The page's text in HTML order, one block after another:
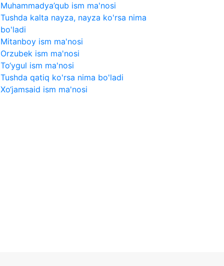
Muhammadya’qub ism ma'nosi
Tushda kalta nayza, nayza ko'rsa nima
bo'ladi
Mitanboy ism ma'nosi
Orzubek ism ma'nosi
To‘ygul ism ma'nosi
Tushda qatiq ko'rsa nima bo'ladi
Xo‘jamsaid ism ma'nosi